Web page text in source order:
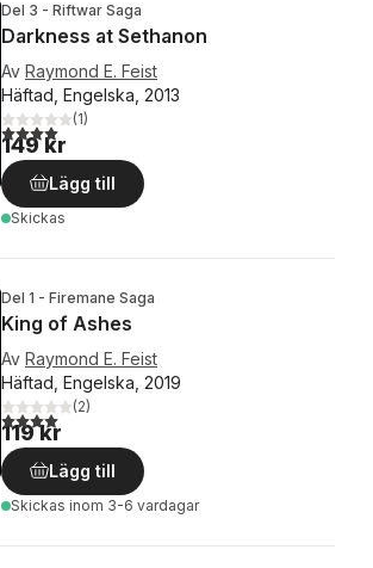
Del 3 - Riftwar Saga
Darkness at Sethanon
Av Raymond E. Feist
Häftad, Engelska, 2013
4,0utav 5 stjärnor. Totalt antal röster:
(1)
149 kr
Lägg till
Skickas
Del 1 - Firemane Saga
King of Ashes
Av Raymond E. Feist
Häftad, Engelska, 2019
4,0utav 5 stjärnor. Totalt antal röster:
(2)
119 kr
Lägg till
Skickas inom 3-6 vardagar